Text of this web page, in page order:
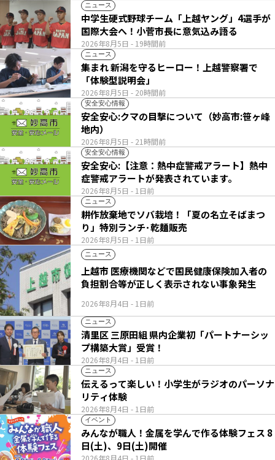
ニュース
2026年8月5日 - 19時間前
中学生硬式野球チーム「上越ヤング」4選手が
国際大会へ！小菅市長に意気込み語る
ニュース
2026年8月5日 - 20時間前
集まれ 新潟を守るヒーロー！上越警察署で
「体験型説明会」
安全安心情報
2026年8月5日 - 21時間前
安全安心:クマの目撃について（妙高市:笹ヶ峰
地内）
安全安心情報
2026年8月5日 - 1日前
安全安心:【注意：熱中症警戒アラート】熱中
症警戒アラートが発表されています。
ニュース
2026年8月5日 - 1日前
耕作放棄地でソバ栽培！「夏の名立そばまつ
り」特別ランチ･乾麺販売
ニュース
2026年8月4日 - 1日前
上越市 医療機関などで国民健康保険加入者の
負担割合等が正しく表示されない事象発生
ニュース
2026年8月4日 - 1日前
清里区 三原田組 県内企業初「パートナーシッ
プ構築大賞」受賞！
ニュース
2026年8月4日 - 1日前
伝えるって楽しい！小学生がラジオのパーソナ
リティ体験
イベント
2026年8月4日 - 1日前
みんなが職人！金属を学んで作る体験フェス 8
日(土)、9日(土)開催